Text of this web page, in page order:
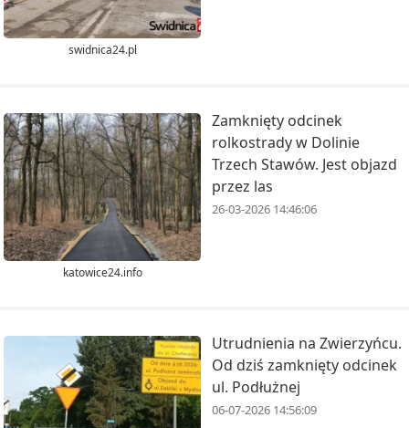
swidnica24.pl
katowice24.info
Zamknięty odcinek
rolkostrady w Dolinie
Trzech Stawów. Jest objazd
przez las
26-03-2026 14:46:06
Utrudnienia na Zwierzyńcu.
Od dziś zamknięty odcinek
ul. Podłużnej
06-07-2026 14:56:09